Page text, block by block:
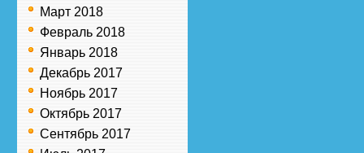
Март 2018
Февраль 2018
Январь 2018
Декабрь 2017
Ноябрь 2017
Октябрь 2017
Сентябрь 2017